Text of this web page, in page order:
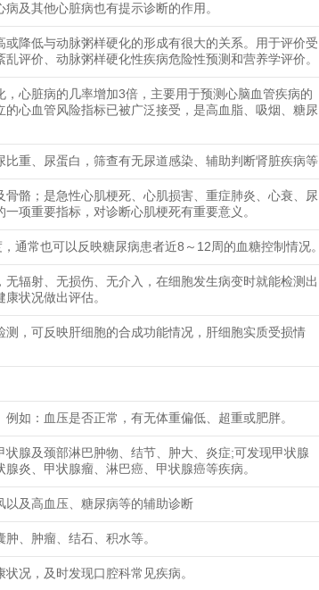
及其他心脏病也有提示诊断的作用。
降低与动脉粥样硬化的形成有很大的关系。用于评价受
评价、动脉粥样硬化性疾病危险性预测和营养学评价。
，心脏病的几率增加3倍，主要用于预测心脑血管疾病的
的心血管风险指标已被广泛接受，是高血脂、吸烟、糖尿
重、尿蛋白，筛查有无尿道感染、辅助判断肾脏疾病等
骼；是急性心肌梗死、心肌损害、重症肺炎、心衰、尿
项重要指标，对诊断心肌梗死有重要意义。
通常也可以反映糖尿病患者近8～12周的血糖控制情况。
辐射、无损伤、无介入，在细胞发生病变时就能检测出
状况做出评估。
，可反映肝细胞的合成功能情况，肝细胞实质受损情
如：血压是否正常，有无体重偏低、超重或肥胖。
腺及颈部淋巴肿物、结节、肿大、炎症;可发现甲状腺
炎、甲状腺瘤、淋巴癌、甲状腺癌等疾病。
以及高血压、糖尿病等的辅助诊断
、肿瘤、结石、积水等。
况，及时发现口腔科常见疾病。